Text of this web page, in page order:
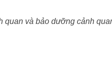
và bảo dưỡng cảnh